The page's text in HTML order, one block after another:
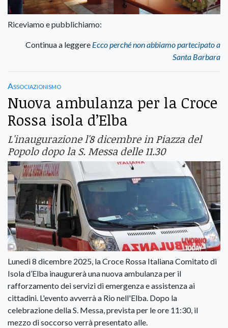
Riceviamo e pubblichiamo:
Continua a leggere Ecco perché non abbiamo partecipato a
Santa Barbara
Associazionismo
Nuova ambulanza per la Croce
Rossa isola d’Elba
L'inaugurazione l'8 dicembre in Piazza del
Popolo dopo la S. Messa delle 11.30
Lunedì 8 dicembre 2025, la Croce Rossa Italiana Comitato di
Isola d’Elba inaugurerà una nuova ambulanza per il
rafforzamento dei servizi di emergenza e assistenza ai
cittadini. L'evento avverrà a Rio nell'Elba. Dopo la
celebrazione della S. Messa, prevista per le ore 11:30, il
mezzo di soccorso verrà presentato alle.